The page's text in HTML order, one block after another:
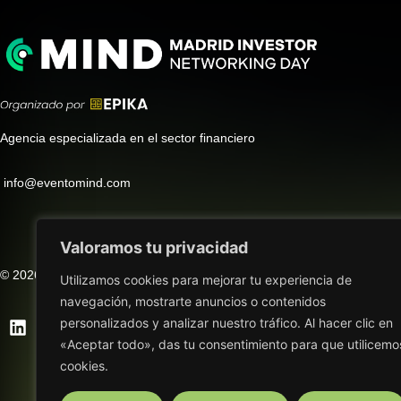
Valoramos tu privacidad
Utilizamos cookies para mejorar tu experiencia de
navegación, mostrarte anuncios o contenidos
personalizados y analizar nuestro tráfico. Al hacer clic en
«Aceptar todo», das tu consentimiento para que
cookies.
Agencia especializada en el sector financiero
info@eventomind.com
© 2026, MIND, Madrid Investor Networking Day